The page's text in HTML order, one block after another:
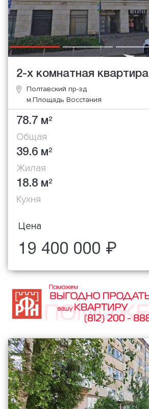
2-х комнатная квартира
Полтавский пр-зд
м.Площадь Восстания
78.7 м2
Общая
39.6 м2
Жилая
18.8 м2
Кухня
Цена
19 400 000 ₽